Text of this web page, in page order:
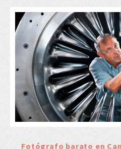
Fotógrafo barato en